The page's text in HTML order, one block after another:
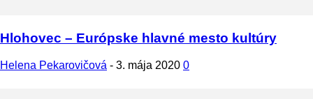
Hlohovec – Európske hlavné mesto kultúry
Helena Pekarovičová - 3. mája 2020 0